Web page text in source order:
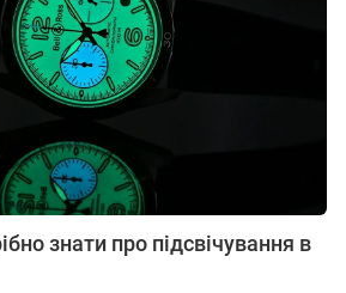
знати про підсвічування в